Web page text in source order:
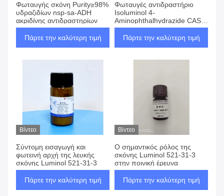
Φωταυγής σκόνη Purity≥98%
υδραζιδίων nsp-sa-ADH
ακριδίνης αντιδραστηρίων
Πάρτε την καλύτερη τιμή
Φωταυγές αντιδραστήριο
Isoluminol 4-
Aminophthalhydrazide CAS
3682-14-2
Πάρτε την καλύτερη τιμή
Βίντεο
Σύντομη εισαγωγή και
φωτεινή αρχή της λευκής
σκόνης Luminol 521-31-3
Πάρτε την καλύτερη τιμή
Βίντεο
Ο σημαντικός ρόλος της
σκόνης Luminol 521-31-3
στην ποινική έρευνα
Πάρτε την καλύτερη τιμή